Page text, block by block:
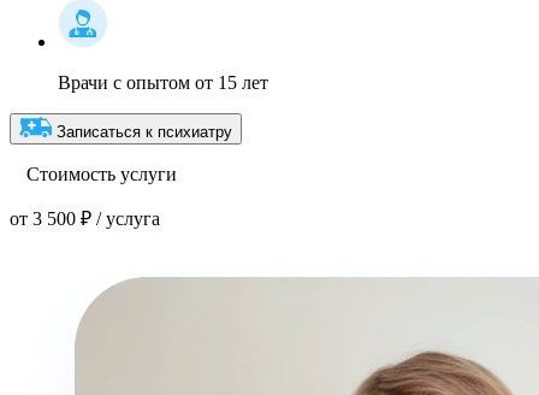
Врачи с опытом от 15 лет
Записаться к психиатру
Стоимость услуги
от 3 500 ₽ / услуга